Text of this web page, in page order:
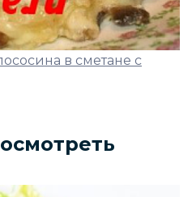
в сметане с